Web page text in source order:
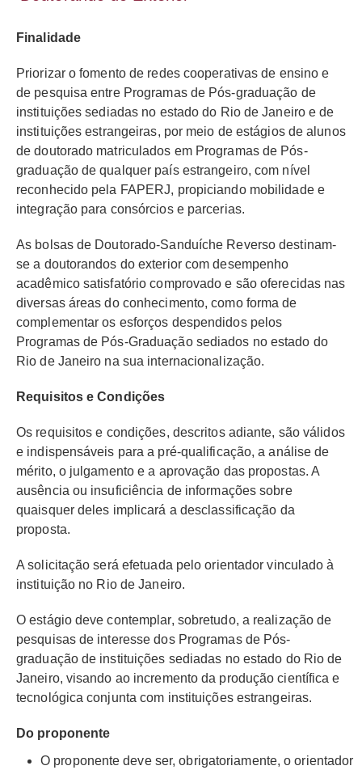
Finalidade
Priorizar o fomento de redes cooperativas de ensino e
de pesquisa entre Programas de Pós-graduação de
instituições sediadas no estado do Rio de Janeiro e de
instituições estrangeiras, por meio de estágios de alunos
de doutorado matriculados em Programas de Pós-
graduação de qualquer país estrangeiro, com nível
reconhecido pela FAPERJ, propiciando mobilidade e
integração para consórcios e parcerias.
As bolsas de Doutorado-Sanduíche Reverso destinam-
se a doutorandos do exterior com desempenho
acadêmico satisfatório comprovado e são oferecidas nas
diversas áreas do conhecimento, como forma de
complementar os esforços despendidos pelos
Programas de Pós-Graduação sediados no estado do
Rio de Janeiro na sua internacionalização.
Requisitos e Condições
Os requisitos e condições, descritos adiante, são válidos
e indispensáveis para a pré-qualificação, a análise de
mérito, o julgamento e a aprovação das propostas. A
ausência ou insuficiência de informações sobre
quaisquer deles implicará a desclassificação da
proposta.
A solicitação será efetuada pelo orientador vinculado à
instituição no Rio de Janeiro.
O estágio deve contemplar, sobretudo, a realização de
pesquisas de interesse dos Programas de Pós-
graduação de instituições sediadas no estado do Rio de
Janeiro, visando ao incremento da produção científica e
tecnológica conjunta com instituições estrangeiras.
Do proponente
O proponente deve ser, obrigatoriamente, o orientador